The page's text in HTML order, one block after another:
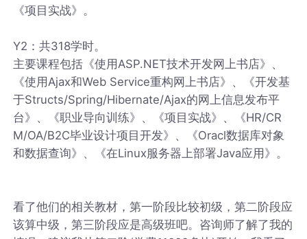
《项目实战》。
Y2：共318学时。
主要课程包括《使用ASP.NET技术开发网上书店》、
《使用Ajax和Web Service重构网上书店》、《开发基
于Structs/Spring/Hibernate/Ajax的网上信息发布平
台》、《职业导向训练》、《项目实战》、《HR/CR
M/OA/B2C毕业设计项目开发》、《Oracl数据库对象
和数据查询》、《在Linux服务器上部署Java应用》。
看了他们的相关教材，第一阶段比较初级，第二阶段应
该算中级，第三阶段应是高级班吧。咨询师了解了我的